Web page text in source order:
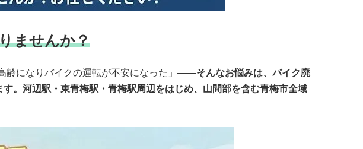
ませんか？
齢になりバイクの運転が不安になった」——そんなお悩みは、バイク廃
。河辺駅・東青梅駅・青梅駅周辺をはじめ、山間部を含む青梅市全域